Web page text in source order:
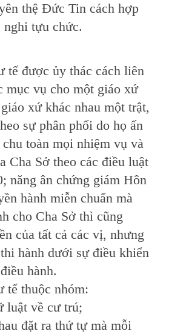
thệ Ðức Tin cách hợp
nghi tựu chức.
tế được ủy thác cách liên
mục vụ cho một giáo xứ
xứ khác nhau một trật,
sự phân phối do họ ấn
toàn mọi nhiệm vụ và
Cha Sở theo các điều luật
năng ân chứng giám Hôn
hành miễn chuẩn mà
cho Cha Sở thì cũng
của tất cả các vị, nhưng
hành dưới sự điều khiển
hành.
tế thuộc nhóm:
luật về cư trú;
đặt ra thứ tự mà mỗi